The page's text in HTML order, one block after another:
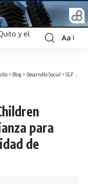
Font
Aa
> Blog > Desarrollo Social > SGF Global Ecuador y Children International firman alianza para fortalecer la empleabilidad de jóvenes
para
de